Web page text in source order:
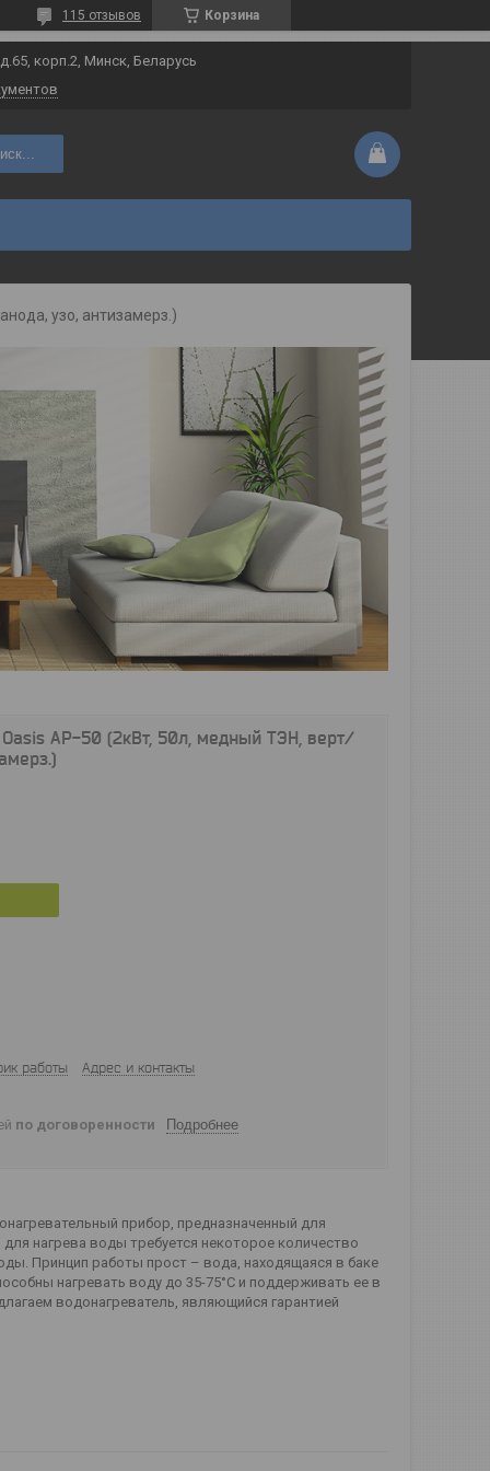
Корзина
115 отзывов
корп.2, Минск, Беларусь
узо, антизамерз.)
Oasis АР-50 (2кВт, 50л, медный ТЭН, верт/
работы Адрес и контакты
по договоренности Подробнее
прибор, предназначенный для
нагрева воды требуется некоторое количество
Принцип работы прост – вода, находящаяся в баке
нагревать воду до 35-75°С и поддерживать ее в
водонагреватель, являющийся гарантией